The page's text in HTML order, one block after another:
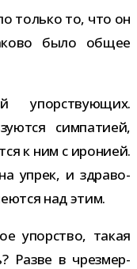
только то, что он
было общее
упор­ству­ю­щих.
сим­па­тией,
к ним с иро­нией.
упрек, и здра­во­
над этим.
упор­ство, такая
Разве в чрез­мер­